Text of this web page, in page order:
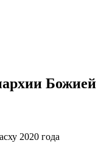
Божией